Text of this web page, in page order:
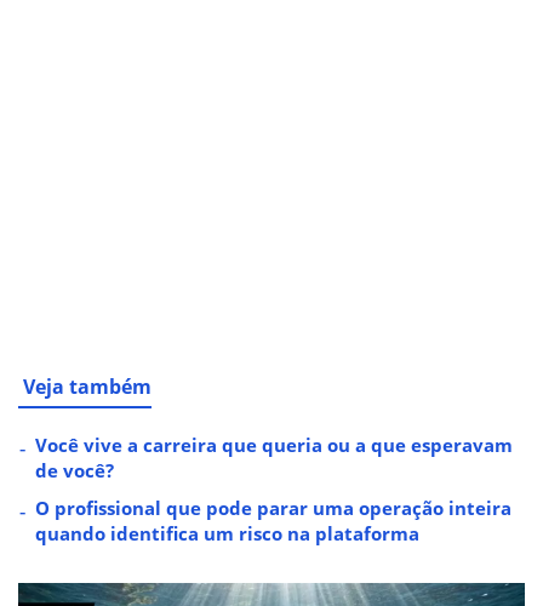
Veja também
Você vive a carreira que queria ou a que esperavam
de você?
O profissional que pode parar uma operação inteira
quando identifica um risco na plataforma